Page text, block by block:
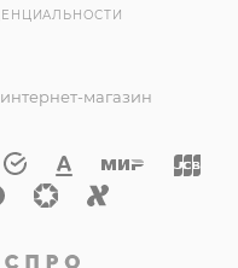
магазин